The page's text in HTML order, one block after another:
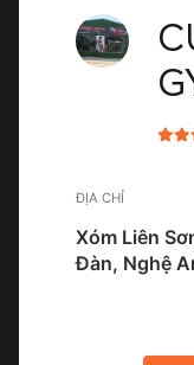
ĐỊA CHỈ
Xóm Liên
Đàn, Nghệ